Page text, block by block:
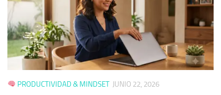
PRODUCTIVIDAD & MINDSET JUNIO 22, 2026